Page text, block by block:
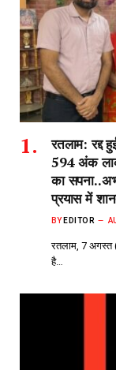
रतलाम: रद्द
594 अंक
का
प्रयास में
BY EDITOR
रतलाम, 7 अगस्त
है…